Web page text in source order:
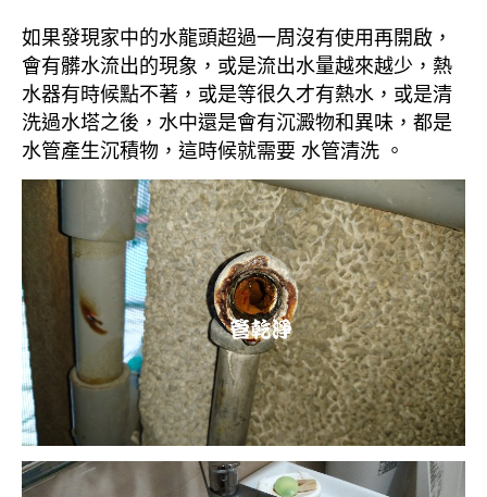
如果發現家中的水龍頭超過一周沒有使用再開啟，
會有髒水流出的現象，或是流出水量越來越少，熱
水器有時候點不著，或是等很久才有熱水，或是清
洗過水塔之後，水中還是會有沉澱物和異味，都是
水管產生沉積物，這時候就需要 水管清洗 。